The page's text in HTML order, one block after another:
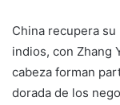
China recupera
indios, con Zhang
cabeza forman
dorada de los